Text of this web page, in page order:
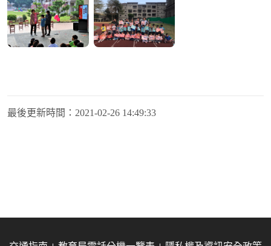
最後更新時間： 2021-02-26 14:49:33